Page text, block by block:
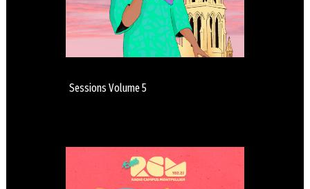
Sessions Volume 5